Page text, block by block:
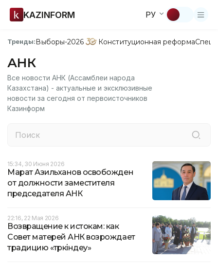
KAZINFORM РУ
Тренды:Выборы-2026 Конституционная реформа
АНК
Все новости АНК (Ассамблеи народа
Казахстана) - актуальные и эксклюзивные
новости за сегодня от первоисточников
Казинформ
15:34, 30 Июня 2026
Марат Азильханов освобожден
от должности заместителя
председателя АНК
22:16, 22 Мая 2026
Возвращение к истокам: как
Совет матерей АНК возрождает
традицию «төркіндеу»